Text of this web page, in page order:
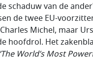
schaduw van de
de twee EU-
Michel, maar
hoofdrol. Het
World’s Most